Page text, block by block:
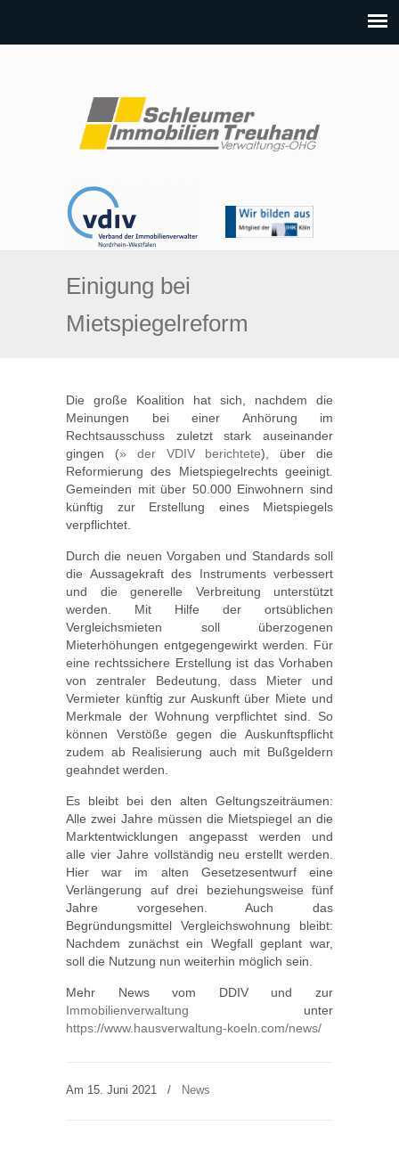
Einigung bei
Mietspiegelreform
Die große Koalition hat sich, nachdem die
Meinungen bei einer Anhörung im
Rechtsausschuss zuletzt stark auseinander
gingen (» der VDIV berichtete), über die
Reformierung des Mietspiegelrechts geeinigt.
Gemeinden mit über 50.000 Einwohnern sind
künftig zur Erstellung eines Mietspiegels
verpflichtet.
Durch die neuen Vorgaben und Standards soll
die Aussagekraft des Instruments verbessert
und die generelle Verbreitung unterstützt
werden. Mit Hilfe der ortsüblichen
Vergleichsmieten soll überzogenen
Mieterhöhungen entgegengewirkt werden. Für
eine rechtssichere Erstellung ist das Vorhaben
von zentraler Bedeutung, dass Mieter und
Vermieter künftig zur Auskunft über Miete und
Merkmale der Wohnung verpflichtet sind. So
können Verstöße gegen die Auskunftspflicht
zudem ab Realisierung auch mit Bußgeldern
geahndet werden.
Es bleibt bei den alten Geltungszeiträumen:
Alle zwei Jahre müssen die Mietspiegel an die
Marktentwicklungen angepasst werden und
alle vier Jahre vollständig neu erstellt werden.
Hier war im alten Gesetzesentwurf eine
Verlängerung auf drei beziehungsweise fünf
Jahre vorgesehen. Auch das
Begründungsmittel Vergleichswohnung bleibt:
Nachdem zunächst ein Wegfall geplant war,
soll die Nutzung nun weiterhin möglich sein.
Mehr News vom DDIV und zur
Immobilienverwaltung unter
https://www.hausverwaltung-koeln.com/news/
Am 15. Juni 2021 / News